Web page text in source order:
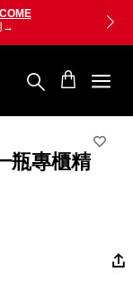
→
瓶專櫃精